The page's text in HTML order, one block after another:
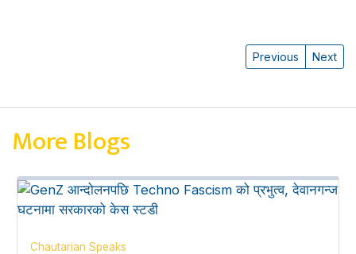
Previous Next
More Blogs
Chautarian Speaks